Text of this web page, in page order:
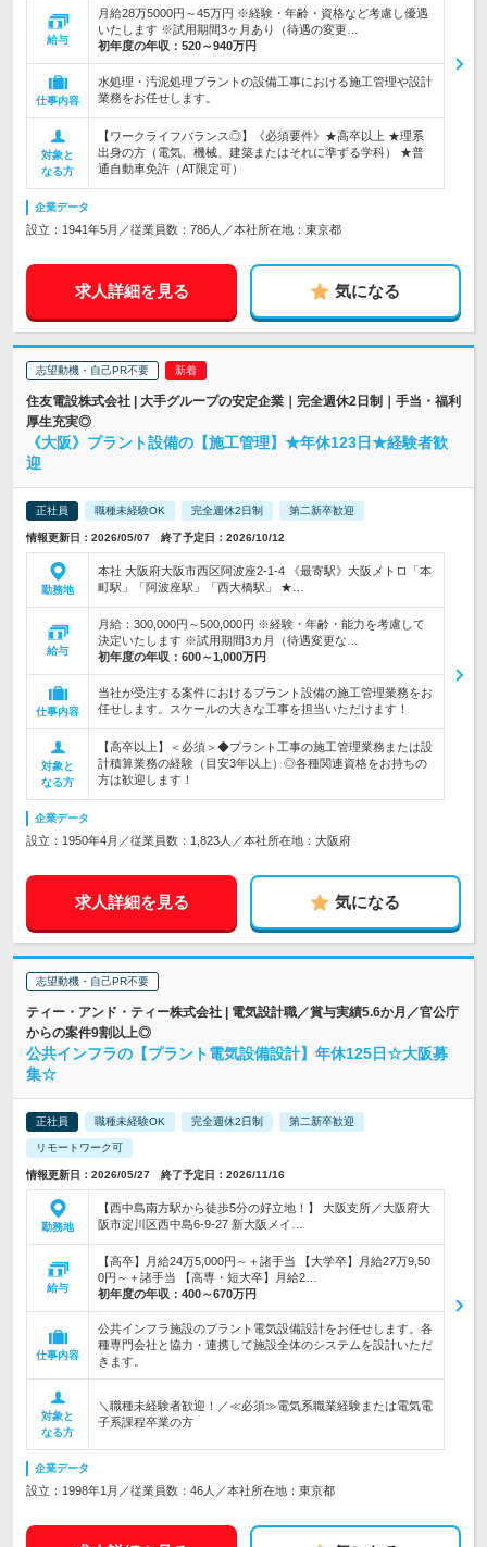
給与
月給28万5000円～45万円 ※経験・年齢・資格など考慮し優遇
いたします ※試用期間3ヶ月あり（待遇の変更…
初年度の年収： 520～940万円
仕事内容
水処理・汚泥処理プラントの設備工事における施工管理や設計
業務をお任せします。
対象と
なる方
【ワークライフバランス◎】《必須要件》★高卒以上 ★理系
出身の方（電気、機械、建築またはそれに準ずる学科） ★普
通自動車免許（AT限定可）
企業データ
設立：1941年5月／従業員数：786人／本社所在地：東京都
求人詳細を見る 気になる
志望動機・自己PR不要
住友電設株式会社 | 大手グループの安定企業｜完全週休2日制｜手当・福利
厚生充実◎
《大阪》プラント設備の【施工管理】★年休123日★経験者歓
迎
正社員 職種未経験OK 完全週休2日制 第二新卒歓迎
情報更新日：2026/05/07 終了予定日：2026/10/12
勤務地
本社 大阪府大阪市西区阿波座2-1-4 《最寄駅》大阪メトロ「本
町駅」「阿波座駅」「西大橋駅」 ★…
給与
月給：300,000円～500,000円 ※経験・年齢・能力を考慮して
決定いたします ※試用期間3カ月（待遇変更な…
初年度の年収： 600～1,000万円
仕事内容
当社が受注する案件におけるプラント設備の施工管理業務をお
任せします。スケールの大きな工事を担当いただけます！
対象と
なる方
【高卒以上】＜必須＞◆プラント工事の施工管理業務または設
計積算業務の経験（目安3年以上）◎各種関連資格をお持ちの
方は歓迎します！
企業データ
設立：1950年4月／従業員数：1,823人／本社所在地：大阪府
求人詳細を見る 気になる
志望動機・自己PR不要
ティー・アンド・ティー株式会社 | 電気設計職／賞与実績5.6か月／官公庁
からの案件9割以上◎
公共インフラの【プラント電気設備設計】年休125日☆大阪募
集☆
正社員 職種未経験OK 完全週休2日制 第二新卒歓迎
リモートワーク可
情報更新日：2026/05/27 終了予定日：2026/11/16
勤務地
【西中島南方駅から徒歩5分の好立地！】 大阪支所／大阪府大
阪市淀川区西中島6-9-27 新大阪メイ…
給与
【高卒】月給24万5,000円～＋諸手当 【大学卒】月給27万9,50
0円～＋諸手当 【高専・短大卒】月給2…
初年度の年収： 400～670万円
仕事内容
公共インフラ施設のプラント電気設備設計をお任せします。各
種専門会社と協力・連携して施設全体のシステムを設計いただ
きます。
対象と
なる方
＼職種未経験者歓迎！／≪必須≫電気系職業経験または電気電
子系課程卒業の方
企業データ
設立：1998年1月／従業員数：46人／本社所在地：東京都